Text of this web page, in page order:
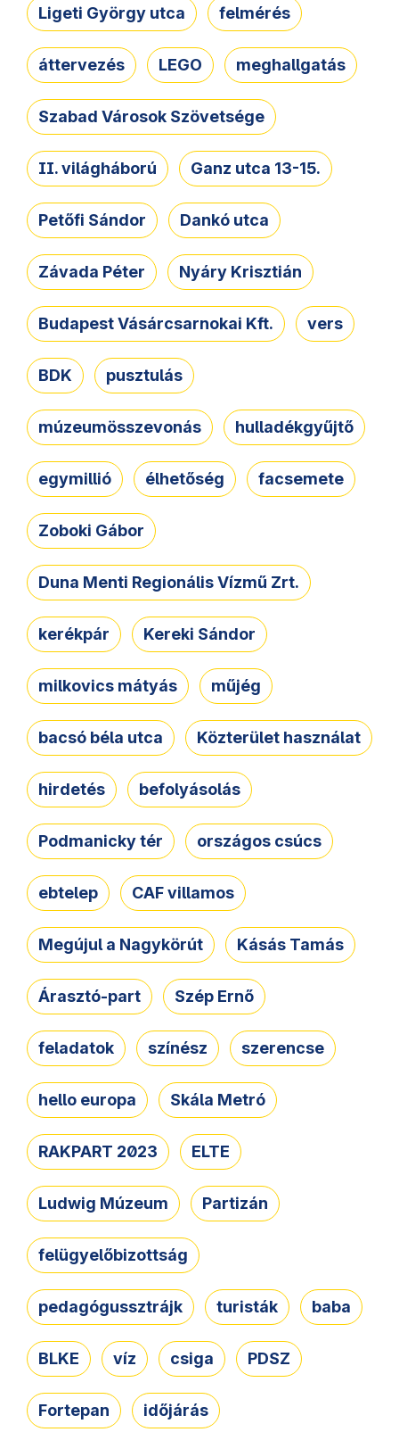
Ligeti György utca felmérés
áttervezés LEGO meghallgatás
Szabad Városok Szövetsége
II. világháború Ganz utca 13-15.
Petőfi Sándor Dankó utca
Závada Péter Nyáry Krisztián
Budapest Vásárcsarnokai Kft. vers
BDK pusztulás
múzeumösszevonás hulladékgyűjtő
egymillió élhetőség facsemete
Zoboki Gábor
Duna Menti Regionális Vízmű Zrt.
kerékpár Kereki Sándor
milkovics mátyás műjég
bacsó béla utca Közterület használat
hirdetés befolyásolás
Podmanicky tér országos csúcs
ebtelep CAF villamos
Megújul a Nagykörút Kásás Tamás
Árasztó-part Szép Ernő
feladatok színész szerencse
hello europa Skála Metró
RAKPART 2023 ELTE
Ludwig Múzeum Partizán
felügyelőbizottság
pedagógussztrájk turisták baba
BLKE víz csiga PDSZ
Fortepan időjárás